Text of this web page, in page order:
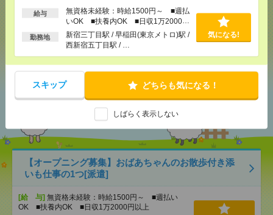
給与
無資格未経験：時給1500円～ ■週払
いOK ■扶養内OK ■日収1万2000円
以上
勤務地
新宿三丁目駅 / 早稲田(東京メトロ)駅 /
西新宿五丁目駅 / …
気になる!
スキップ どちらも気になる！
しばらく表示しない
メールで送る LINE
あなたの閲覧履歴からの
おすすめ
【オープニング募集】おばあちゃんのお散歩付き添
いも仕事の1つ[派遣]
[給 与] 無資格未経験：時給1500円～ ■週払い
OK ■扶養内OK ■日収1万2000円以上